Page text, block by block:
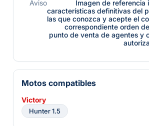
Aviso
Imagen de referencia
características definitivas del
las que conozca y acepte el
correspondiente orden
punto de venta de agentes y
Motos compatibles
Victory
Hunter 1.5